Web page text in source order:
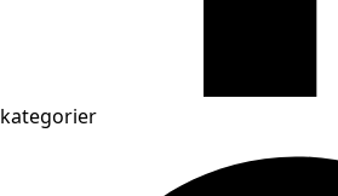
kategorier